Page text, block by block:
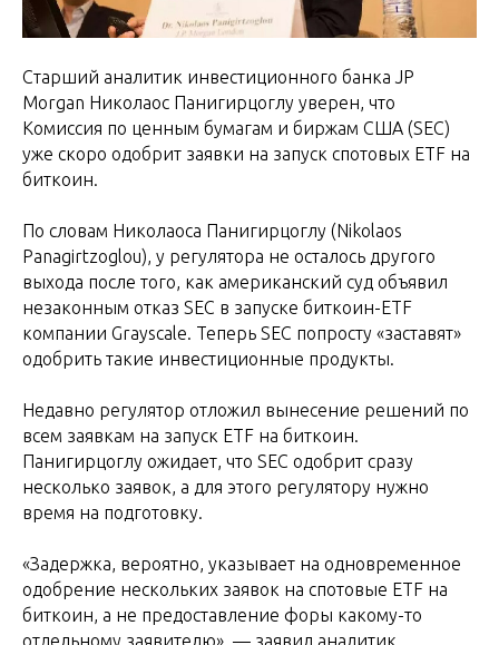
Старший аналитик инвестиционного банка JP
Morgan Николаос Панигирцоглу уверен, что
Комиссия по ценным бумагам и биржам США (SEC)
уже скоро одобрит заявки на запуск спотовых ETF на
биткоин.
По словам Николаоса Панигирцоглу (Nikolaos
Panagirtzoglou), у регулятора не осталось другого
выхода после того, как американский суд объявил
незаконным отказ SEC в запуске биткоин-ETF
компании Grayscale. Теперь SEC попросту «заставят»
одобрить такие инвестиционные продукты.
Недавно регулятор отложил вынесение решений по
всем заявкам на запуск ETF на биткоин.
Панигирцоглу ожидает, что SEC одобрит сразу
несколько заявок, а для этого регулятору нужно
время на подготовку.
«Задержка, вероятно, указывает на одновременное
одобрение нескольких заявок на спотовые ETF на
биткоин, а не предоставление форы какому-то
отдельному заявителю», — заявил аналитик.